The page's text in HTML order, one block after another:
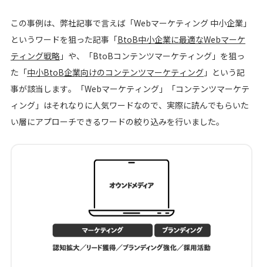
この事例は、弊社記事で言えば「Webマーケティング 中小企業」
というワードを狙った記事「BtoB中小企業に最適なWebマーケ
ティング戦略」や、「BtoBコンテンツマーケティング」を狙っ
た「中小BtoB企業向けのコンテンツマーケティング」という記
事が該当します。「Webマーケティング」「コンテンツマーケテ
ィング」はそれなりに人気ワードなので、実際に読んでもらいた
い層にアプローチできるワードの絞り込みを行いました。